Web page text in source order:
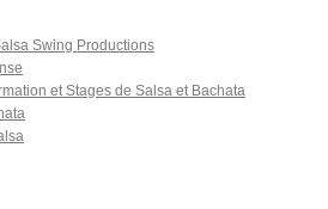
Swing Productions
et Stages de Salsa et Bachata